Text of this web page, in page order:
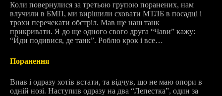
Коли повернулися за третьою групою поранених, нам
влучили в БМП, ми вирішили сховати МТЛБ в посадці і
трохи перечекати обстріл. Мав ще наш танк
прикривати. Я до ще одного свого друга “Чави” кажу:
“Йди подивися, де танк”. Роблю крок і все…
Поранення
Впав і одразу хотів встати, та відчув, що не маю опори в
одній нозі. Наступив одразу на два “Лепестка”, один за